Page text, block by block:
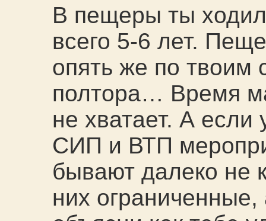
В пещеры ты
всего 5-6 лет.
опять же по твоим
полтора… Время
не хватает. А если
СИП и ВТП
бывают далеко не
них